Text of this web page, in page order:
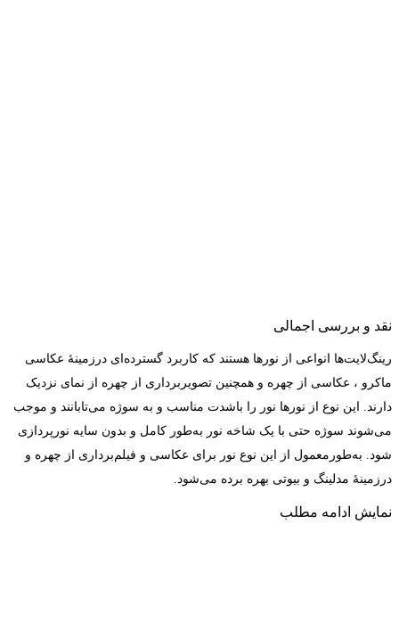
نقد و بررسی اجمالی
رینگ‌لایت‌ها انواعی از نورها هستند که کاربرد گسترده‌ای درزمینهٔ عکاسی
ماکرو ، عکاسی از چهره و همچنین تصویربرداری از چهره از نمای نزدیک
دارند. این نوع از نورها نور را باشدت مناسب و به سوژه می‌تابانند و موجب
می‌شوند سوژه حتی با یک شاخه نور به‌طور کامل و بدون سایه نورپردازی
شود. به‌طورمعمول از این نوع نور برای عکاسی و فیلم‌برداری از چهره و
درزمینهٔ مدلینگ و بیوتی بهره برده می‌شود.
نمایش ادامه مطلب